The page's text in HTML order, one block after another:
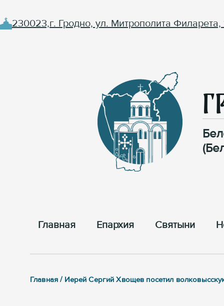
230023,г. Гродно, ул. Митрополита Филарета,
Главная Епархия Cвятыни
Главная / Иерей Сергий Хвощев посетил